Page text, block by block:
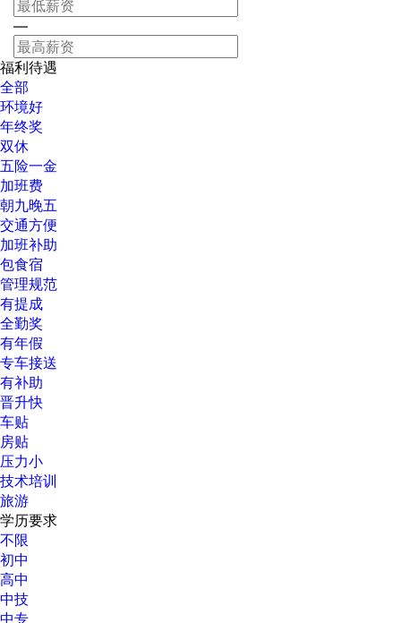
—
福利待遇
全部
环境好
年终奖
双休
五险一金
加班费
朝九晚五
交通方便
加班补助
包食宿
管理规范
有提成
全勤奖
有年假
专车接送
有补助
晋升快
车贴
房贴
压力小
技术培训
旅游
学历要求
不限
初中
高中
中技
中专